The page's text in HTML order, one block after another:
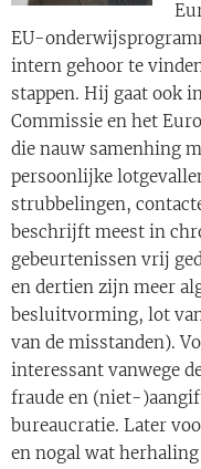
EU-
intern gehoor te
stappen. Hij gaat ook
Commissie en het
die nauw samenhing
persoonlijke
strubbelingen,
beschrijft meest in
gebeurtenissen vrij
en dertien zijn meer
besluitvorming, lot
van de misstanden).
interessant vanwege
fraude en (niet-
bureaucratie. Later
en nogal wat